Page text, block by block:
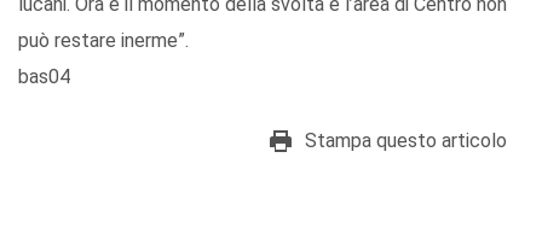
lucani. Ora è il momento della svolta e l’area di Centro non
può restare inerme”.
bas04
Stampa questo articolo